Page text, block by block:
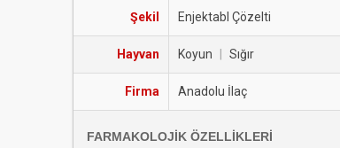
Şekil Enjektabl Çözelti
Hayvan Koyun Sığır
Firma Anadolu İlaç
FARMAKOLOJİK ÖZELLİKLERİ